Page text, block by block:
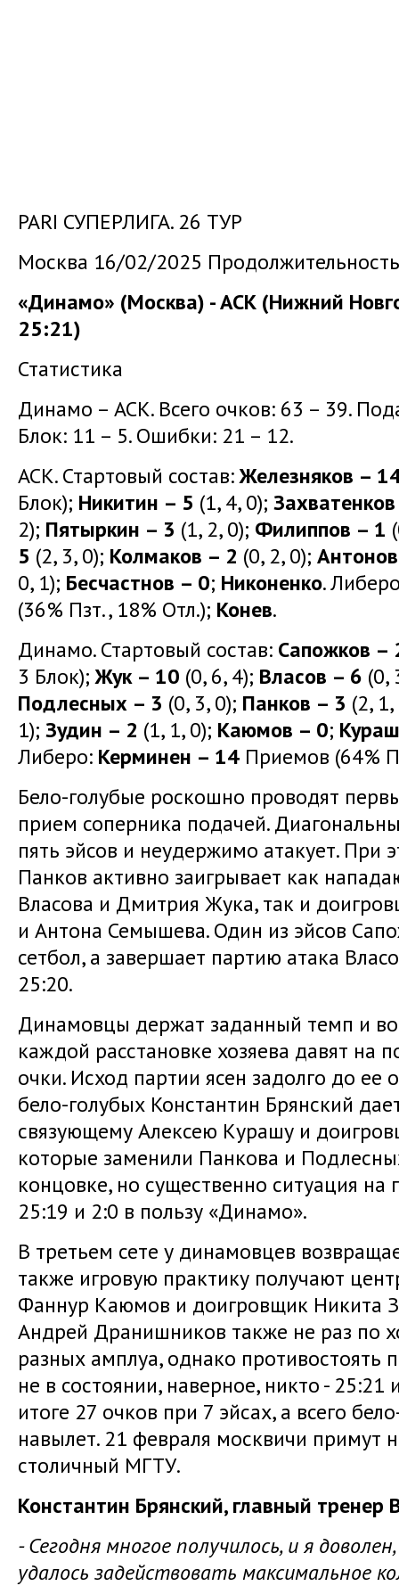
PARI СУПЕРЛИГА. 26 ТУР
Москва 16/02/2025
«Динамо» (Москва) - АСК (Нижний
25:21)
Статистика
Динамо – АСК. Всего очков: 63 – 39.
Блок: 11 – 5. Ошибки: 21 – 12.
АСК. Стартовый состав:Железняков –
Блок); Никитин – 5 (1, 4, 0);
2); Пятыркин – 3 (1, 2, 0); Филиппов – 1
5 (2, 3, 0); Колмаков – 2 (0, 2, 0);
0, 1); Бесчастнов – 0; Никоненко.
(36% Пзт., 18% Отл.); Конев.
Динамо. Стартовый состав: Сапожков –
3 Блок);Жук – 10 (0, 6, 4); Власов – 6 (0,
Подлесных – 3 (0, 3, 0); Панков – 3 (2,
1); Зудин – 2 (1, 1, 0); Каюмов – 0;
Либеро: Керминен – 14 Приемов (64%
Бело-голубые роскошно проводят
прием соперника подачей.
пять эйсов и неудержимо атакует. При
Панков активно заигрывает как
Власова и Дмитрия Жука, так и
и Антона Семышева. Один из эйсов
сетбол, а завершает партию атака
25:20.
Динамовцы держат заданный темп и
каждой расстановке хозяева давят на
очки. Исход партии ясен задолго до ее
бело-голубых Константин Брянский
связующему Алексею Курашу и
которые заменили Панкова и
концовке, но существенно ситуация
25:19 и 2:0 в пользу «Динамо».
В третьем сете у динамовцев
также игровую практику получают
Фаннур Каюмов и доигровщик Никита
Андрей Дранишников также не раз по
разных амплуа, однако
не в состоянии, наверное, никто -
итоге 27 очков при 7 эйсах, а всего
навылет. 21 февраля москвичи примут
столичный МГТУ.
Константин Брянский, главный
- Сегодня многое получилось, и я
удалось задействовать максимальное